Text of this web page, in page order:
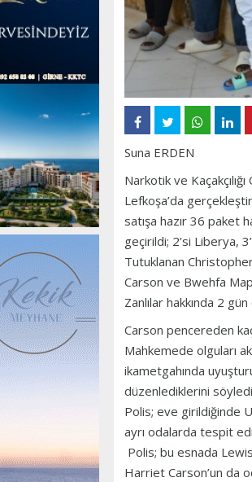
Suna ERDEN
Narkotik ve
Lefkoşa’da
satışa hazır 36 paket
geçirildi; 2’si Liberya,
Tutuklanan
Carson ve Bwehfa
Zanlılar hakkında 2
Carson pencereden
Mahkemede olguları
ikametgahında
düzenlediklerini
Polis; eve girildiğinde
ayrı odalarda tespit
Polis; bu esnada Lewis
Harriet Carson’un da